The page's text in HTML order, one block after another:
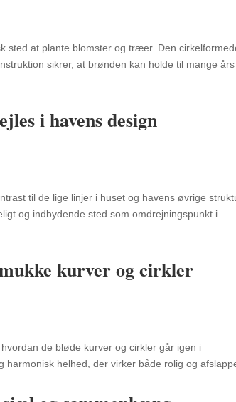
sted at plante blomster og træer. Den
sikrer, at brønden kan holde til mange års
i havens design
til de lige linjer i huset og havens øvrige
og indbydende sted som omdrejningspunkt i
kurver og cirkler
de bløde kurver og cirkler går igen i
helhed, der virker både rolig og